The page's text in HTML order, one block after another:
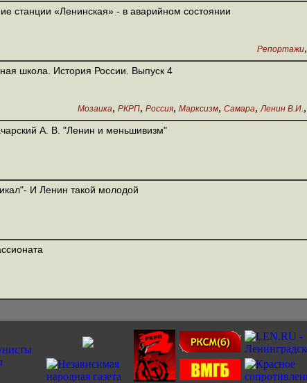
станции «Ленинская» - в аварийном состоянии
Репортажи,
школа. История России. Выпуск 4
Мозаика, РКРП, Россия, Марксизм, Самара, Ленин В.И.,
А. В. "Ленин и меньшивизм"
И Ленин такой молодой